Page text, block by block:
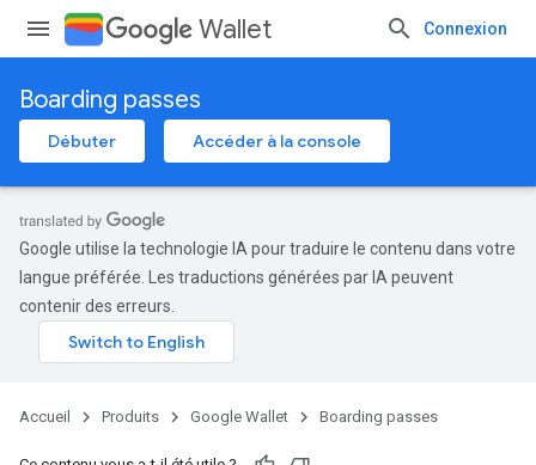
Wallet Connexion
Boarding passes
Débuter Accéder à la console
Google utilise la technologie IA pour traduire le contenu dans votre
langue préférée. Les traductions générées par IA peuvent
contenir des erreurs.
Accueil Produits Google Wallet Boarding passes